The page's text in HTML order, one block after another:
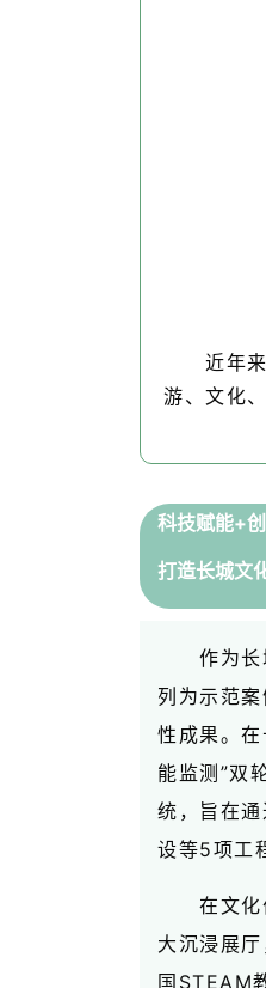
近年
游、文化
科技赋能+
打造长城文
作为
列为示范
性成果。
能监测”双
统，旨在
设等5项工
在文
大沉浸展
国STEAM